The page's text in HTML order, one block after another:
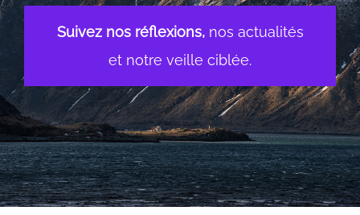
Suivez nos réflexions, nos actualités
et notre veille ciblée.